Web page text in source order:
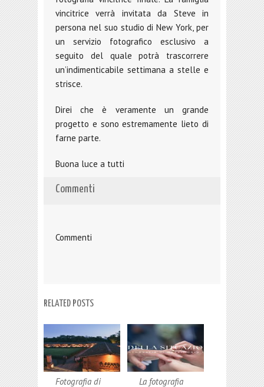
vincitrice verrà invitata da Steve in
persona nel suo studio di New York, per
un servizio fotografico esclusivo a
seguito del quale potrà trascorrere
un’indimenticabile settimana a stelle e
strisce.
Direi che è veramente un grande
progetto e sono estremamente lieto di
farne parte.
Buona luce a tutti
Commenti
Commenti
RELATED POSTS
Fotografia di La fotografia